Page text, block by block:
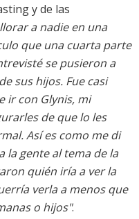
y de las
a nadie en una
que una cuarta parte
se pusieron a
sus hijos. Fue casi
ir con Glynis, mi
de que lo les
Así es como me di
la gente al tema de la
quién iría a ver la
verla a menos que
o hijos".